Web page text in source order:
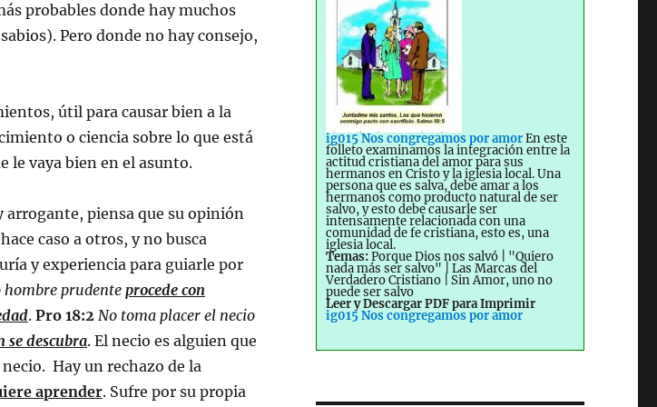
probables donde hay muchos
Pero donde no hay consejo,
útil para causar bien a la
o ciencia sobre lo que está
le vaya bien en el asunto.
arrogante, piensa que su opinión
caso a otros, y no busca
y experiencia para guiarle por
hombre prudenteprocede con
. Pro 18:2No toma placer el necio
se descubra. El necio es alguien que
Hay un rechazo de la
aprender. Sufre por su propia
ig015 Nos congregamos por amorEn este
folleto examinamos la integración entre la
actitud cristiana del amor para sus
hermanos en Cristo y la iglesia local. Una
persona que es salva, debe amar a los
hermanos como producto natural de ser
salvo, y esto debe causarle ser
intensamente relacionada con una
comunidad de fe cristiana, esto es, una
iglesia local.
Temas:Porque Dios nos salvó | "Quiero
nada más ser salvo" | Las Marcas del
Verdadero Cristiano | Sin Amor, uno no
puede ser salvo
Leer y Descargar PDF para Imprimir
ig015 Nos congregamos por amor